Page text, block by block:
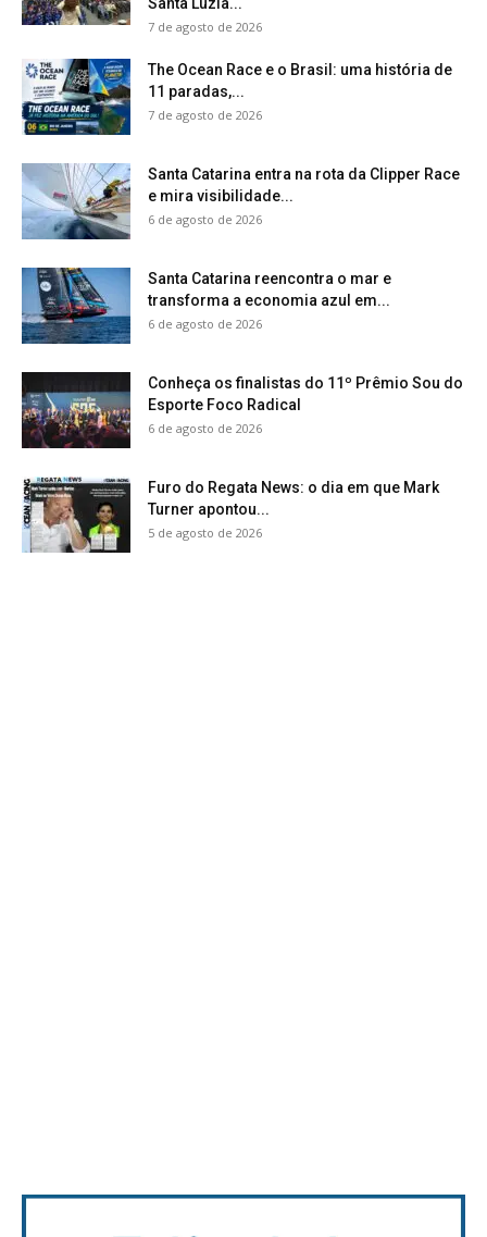
7 de agosto de 2026
The Ocean Race e o Brasil: uma história de
11 paradas,...
7 de agosto de 2026
Santa Catarina entra na rota da Clipper Race
e mira visibilidade...
6 de agosto de 2026
Santa Catarina reencontra o mar e
transforma a economia azul em...
6 de agosto de 2026
Conheça os finalistas do 11º Prêmio Sou do
Esporte Foco Radical
6 de agosto de 2026
Furo do Regata News: o dia em que Mark
Turner apontou...
5 de agosto de 2026